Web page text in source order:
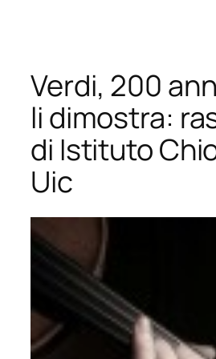
contenuto
Verdi, 200
li dimostra:
di Istituto
Uic